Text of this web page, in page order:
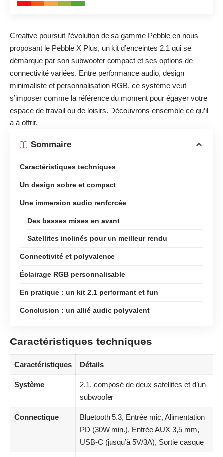
Creative poursuit l’évolution de sa gamme Pebble en nous
proposant le Pebble X Plus, un kit d’enceintes 2.1 qui se
démarque par son subwoofer compact et ses options de
connectivité variées. Entre performance audio, design
minimaliste et personnalisation RGB, ce système veut
s’imposer comme la référence du moment pour égayer votre
espace de travail ou de loisirs. Découvrons ensemble ce qu’il
a à offrir.
Sommaire
Caractéristiques techniques
Un design sobre et compact
Une immersion audio renforcée
Des basses mises en avant
Satellites inclinés pour un meilleur rendu
Connectivité et polyvalence
Éclairage RGB personnalisable
En pratique : un kit 2.1 performant et fun
Conclusion : un allié audio polyvalent
Caractéristiques techniques
Caractéristiques Détails
Système
2.1, composé de deux satellites et d’un
subwoofer
Connectique
Bluetooth 5.3, Entrée mic, Alimentation
PD (30W min.), Entrée AUX 3,5 mm,
USB-C (jusqu’à 5V/3A), Sortie casque